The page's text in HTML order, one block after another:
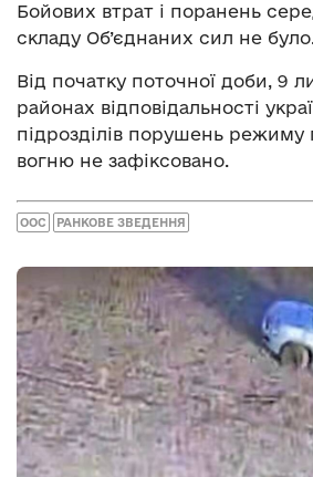
Бойових втрат і поранень
складу Об’єднаних сил не
Від початку поточної доби, 9
районах відповідальності
підрозділів порушень
вогню не зафіксовано.
ООС РАНКОВЕ ЗВЕДЕННЯ